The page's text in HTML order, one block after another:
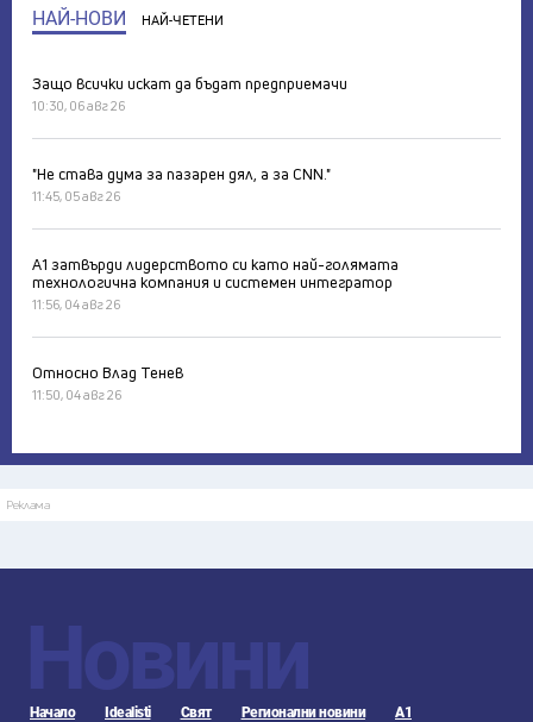
НАЙ-НОВИ НАЙ-ЧЕТЕНИ
Защо всички искат да бъдат предприемачи
10:30, 06 авг 26
"Не става дума за пазарен дял, а за CNN."
11:45, 05 авг 26
А1 затвърди лидерството си като най-голямата
технологична компания и системен интегратор
11:56, 04 авг 26
Относно Влад Тенев
11:50, 04 авг 26
Реклама
Новини
Начало Idealisti Свят Регионални новини А1